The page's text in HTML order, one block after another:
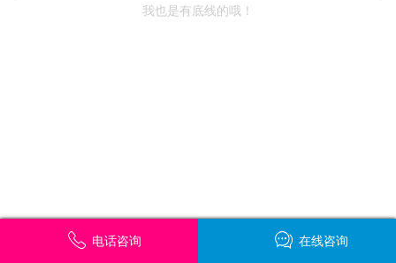
电话咨询 在线咨询
我也是有底线的哦！